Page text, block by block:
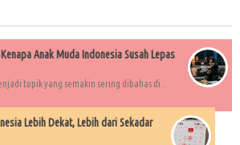
Anak Muda Indonesia Susah Lepas
topik yang semakin sering dibahas di...
Lebih Dekat, Lebih dari Sekadar